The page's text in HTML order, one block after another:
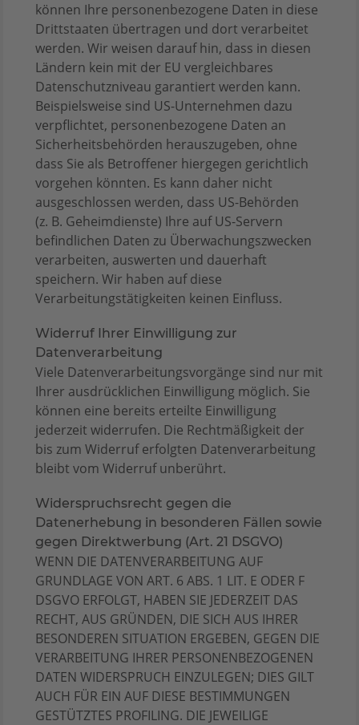
können Ihre personenbezogene Daten in diese
Drittstaaten übertragen und dort verarbeitet
werden. Wir weisen darauf hin, dass in diesen
Ländern kein mit der EU vergleichbares
Datenschutzniveau garantiert werden kann.
Beispielsweise sind US-Unternehmen dazu
verpflichtet, personenbezogene Daten an
Sicherheitsbehörden herauszugeben, ohne
dass Sie als Betroffener hiergegen gerichtlich
vorgehen könnten. Es kann daher nicht
ausgeschlossen werden, dass US-Behörden
(z. B. Geheimdienste) Ihre auf US-Servern
befindlichen Daten zu Überwachungszwecken
verarbeiten, auswerten und dauerhaft
speichern. Wir haben auf diese
Verarbeitungstätigkeiten keinen Einfluss.
Widerruf Ihrer Einwilligung zur
Datenverarbeitung
Viele Datenverarbeitungsvorgänge sind nur mit
Ihrer ausdrücklichen Einwilligung möglich. Sie
können eine bereits erteilte Einwilligung
jederzeit widerrufen. Die Rechtmäßigkeit der
bis zum Widerruf erfolgten Datenverarbeitung
bleibt vom Widerruf unberührt.
Widerspruchsrecht gegen die
Datenerhebung in besonderen Fällen sowie
gegen Direktwerbung (Art. 21 DSGVO)
WENN DIE DATENVERARBEITUNG AUF
GRUNDLAGE VON ART. 6 ABS. 1 LIT. E ODER F
DSGVO ERFOLGT, HABEN SIE JEDERZEIT DAS
RECHT, AUS GRÜNDEN, DIE SICH AUS IHRER
BESONDEREN SITUATION ERGEBEN, GEGEN DIE
VERARBEITUNG IHRER PERSONENBEZOGENEN
DATEN WIDERSPRUCH EINZULEGEN; DIES GILT
AUCH FÜR EIN AUF DIESE BESTIMMUNGEN
GESTÜTZTES PROFILING. DIE JEWEILIGE